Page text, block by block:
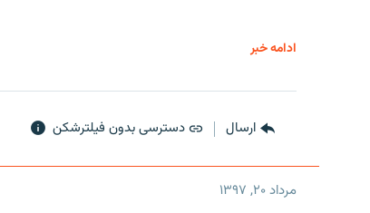
ادامه خبر
ارسال دسترسی بدون فیلترشکن
مرداد ۲۰, ۱۳۹۷